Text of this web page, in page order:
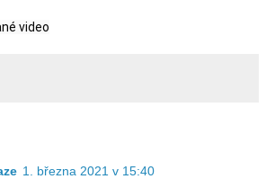
video
1. března 2021 v 15:40